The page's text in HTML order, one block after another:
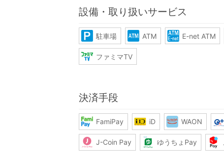
設備・取り扱いサービス
駐車場 ATM E-net ATM
ファミマTV
決済手段
FamiPay iD WAON
J-Coin Pay ゆうちょPay